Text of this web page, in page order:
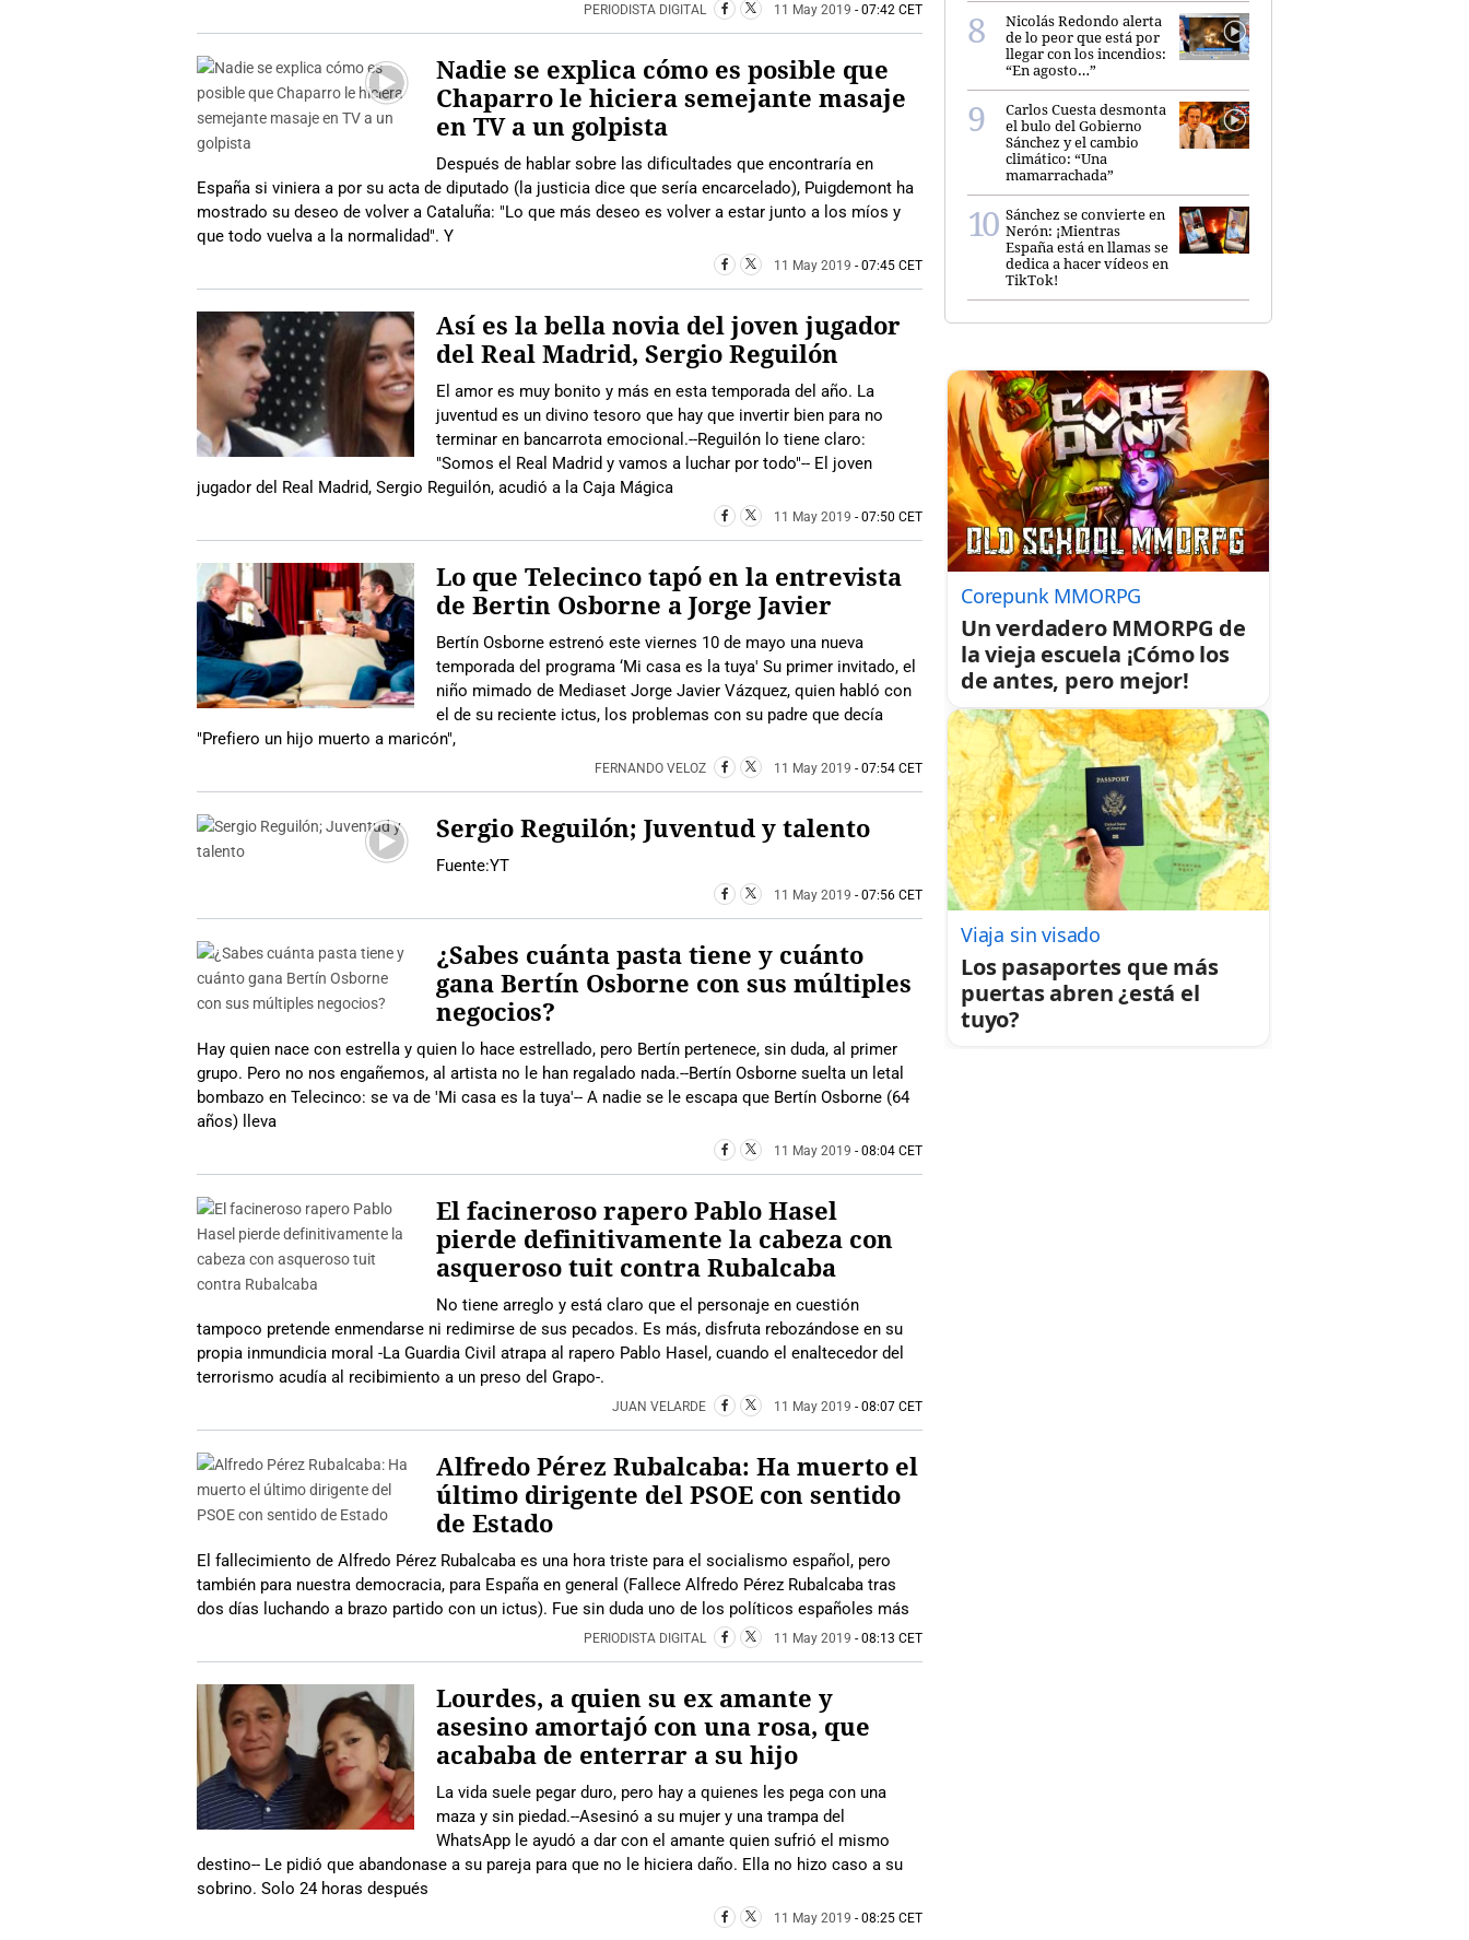
PERIODISTA DIGITAL 11 May 2019 - 07:42 CET
Nadie se explica cómo es posible que
Chaparro le hiciera semejante masaje
en TV a un golpista
Después de hablar sobre las dificultades que encontraría en
España si viniera a por su acta de diputado (la justicia dice que sería encarcelado), Puigdemont ha
mostrado su deseo de volver a Cataluña: "Lo que más deseo es volver a estar junto a los míos y
que todo vuelva a la normalidad". Y
11 May 2019 - 07:45 CET
Así es la bella novia del joven jugador
del Real Madrid, Sergio Reguilón
El amor es muy bonito y más en esta temporada del año. La
juventud es un divino tesoro que hay que invertir bien para no
terminar en bancarrota emocional.--Reguilón lo tiene claro:
"Somos el Real Madrid y vamos a luchar por todo"-- El joven
jugador del Real Madrid, Sergio Reguilón, acudió a la Caja Mágica
11 May 2019 - 07:50 CET
Lo que Telecinco tapó en la entrevista
de Bertin Osborne a Jorge Javier
Bertín Osborne estrenó este viernes 10 de mayo una nueva
temporada del programa ‘Mi casa es la tuya' Su primer invitado, el
niño mimado de Mediaset Jorge Javier Vázquez, quien habló con
el de su reciente ictus, los problemas con su padre que decía
"Prefiero un hijo muerto a maricón",
FERNANDO VELOZ 11 May 2019 - 07:54 CET
Sergio Reguilón; Juventud y talento
Fuente:YT
11 May 2019 - 07:56 CET
¿Sabes cuánta pasta tiene y cuánto
gana Bertín Osborne con sus múltiples
negocios?
Hay quien nace con estrella y quien lo hace estrellado, pero Bertín pertenece, sin duda, al primer
grupo. Pero no nos engañemos, al artista no le han regalado nada.--Bertín Osborne suelta un letal
bombazo en Telecinco: se va de 'Mi casa es la tuya'-- A nadie se le escapa que Bertín Osborne (64
años) lleva
11 May 2019 - 08:04 CET
El facineroso rapero Pablo Hasel
pierde definitivamente la cabeza con
asqueroso tuit contra Rubalcaba
No tiene arreglo y está claro que el personaje en cuestión
tampoco pretende enmendarse ni redimirse de sus pecados. Es más, disfruta rebozándose en su
propia inmundicia moral -La Guardia Civil atrapa al rapero Pablo Hasel, cuando el enaltecedor del
terrorismo acudía al recibimiento a un preso del Grapo-.
JUAN VELARDE 11 May 2019 - 08:07 CET
Alfredo Pérez Rubalcaba: Ha muerto el
último dirigente del PSOE con sentido
de Estado
El fallecimiento de Alfredo Pérez Rubalcaba es una hora triste para el socialismo español, pero
también para nuestra democracia, para España en general (Fallece Alfredo Pérez Rubalcaba tras
dos días luchando a brazo partido con un ictus). Fue sin duda uno de los políticos españoles más
PERIODISTA DIGITAL 11 May 2019 - 08:13 CET
Lourdes, a quien su ex amante y
asesino amortajó con una rosa, que
acababa de enterrar a su hijo
La vida suele pegar duro, pero hay a quienes les pega con una
maza y sin piedad.--Asesinó a su mujer y una trampa del
WhatsApp le ayudó a dar con el amante quien sufrió el mismo
destino-- Le pidió que abandonase a su pareja para que no le hiciera daño. Ella no hizo caso a su
sobrino. Solo 24 horas después
11 May 2019 - 08:25 CET
Nicolás Redondo alerta
de lo peor que está por
llegar con los incendios:
“En agosto…”
Carlos Cuesta desmonta
el bulo del Gobierno
Sánchez y el cambio
climático: “Una
mamarrachada”
Sánchez se convierte en
Nerón: ¡Mientras
España está en llamas se
dedica a hacer vídeos en
TikTok!
Corepunk MMORPG
Un verdadero MMORPG de
la vieja escuela ¡Cómo los
de antes, pero mejor!
Viaja sin visado
Los pasaportes que más
puertas abren ¿está el
tuyo?